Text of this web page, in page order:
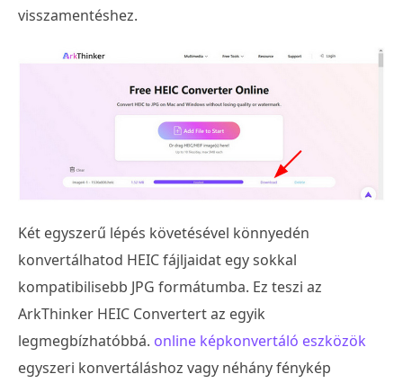
visszamentéshez.
Két egyszerű lépés követésével könnyedén
konvertálhatod HEIC fájljaidat egy sokkal
kompatibilisebb JPG formátumba. Ez teszi az
ArkThinker HEIC Convertert az egyik
legmegbízhatóbbá. online képkonvertáló eszközök
egyszeri konvertáláshoz vagy néhány fénykép